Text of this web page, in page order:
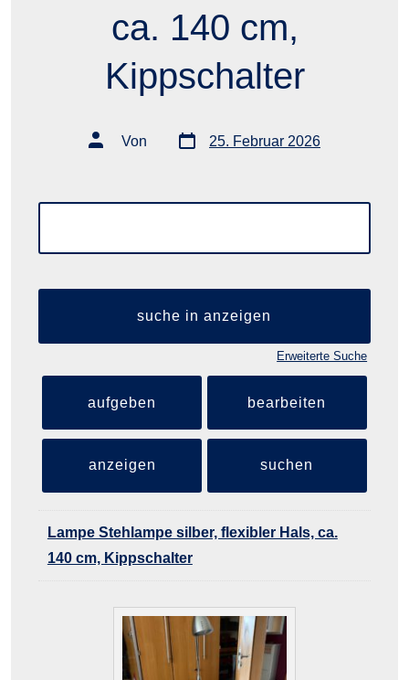
ca. 140 cm,
Kippschalter
Autor
des
Von
Datum
des
25. Februar 2026
Erweiterte Suche
aufgeben bearbeiten
anzeigen suchen
Lampe Stehlampe silber, flexibler Hals, ca.
140 cm, Kippschalter